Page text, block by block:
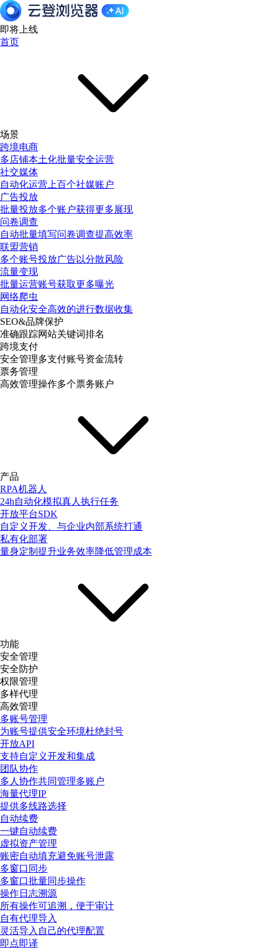
即将上线
首页
场景
跨境电商
多店铺本土化批量安全运营
社交媒体
自动化运营上百个社媒账户
广告投放
批量投放多个账户获得更多展现
问卷调查
自动批量填写问卷调查提高效率
联盟营销
多个账号投放广告以分散风险
流量变现
批量运营账号获取更多曝光
网络爬虫
自动化安全高效的进行数据收集
SEO&品牌保护
准确跟踪网站关键词排名
跨境支付
安全管理多支付账号资金流转
票务管理
高效管理操作多个票务账户
产品
RPA机器人
24h自动化模拟真人执行任务
开放平台SDK
自定义开发、与企业内部系统打通
私有化部署
量身定制提升业务效率降低管理成本
功能
安全管理
安全防护
权限管理
多样代理
高效管理
多账号管理
为账号提供安全环境杜绝封号
开放API
支持自定义开发和集成
团队协作
多人协作共同管理多账户
海量代理IP
提供多线路选择
自动续费
一键自动续费
虚拟资产管理
账密自动填充避免账号泄露
多窗口同步
多窗口批量同步操作
操作日志溯源
所有操作可追溯，便于审计
自有代理导入
灵活导入自己的代理配置
即点即译